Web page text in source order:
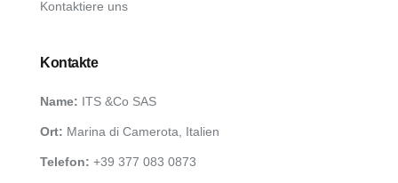
Kontaktiere uns
Kontakte
Name: ITS &Co SAS
Ort: Marina di Camerota, Italien
Telefon: +39 377 083 0873